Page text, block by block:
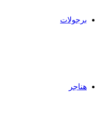
برجولات
هناجر